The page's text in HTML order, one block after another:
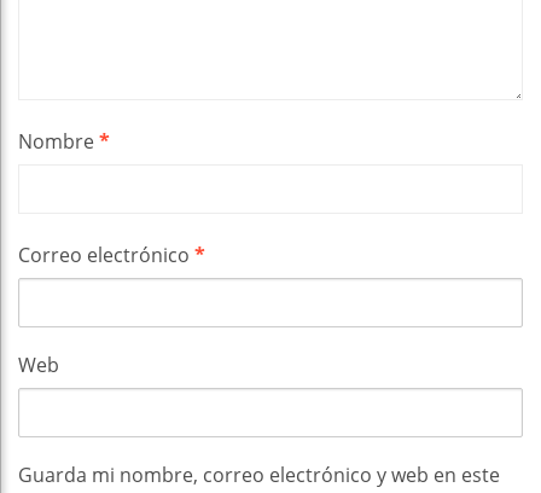
Nombre*
Correo electrónico *
Web
Guarda mi nombre, correo electrónico y web en este